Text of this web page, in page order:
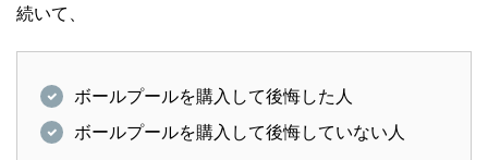
続いて、
ボールプールを購入して後悔した人
ボールプールを購入して後悔していない人